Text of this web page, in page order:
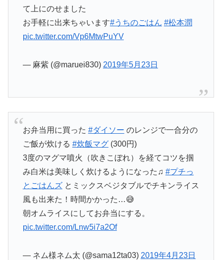
て上にのせました
お手軽に出来ちゃいます#うちのごはん #松本潤
pic.twitter.com/Vp6MtwPuYV
— 麻紫 (@maruei830) 2019年5月23日
お弁当用に買った #ダイソー のレンジで一合分の
ご飯が炊ける #炊飯マグ(300円)
3度のマグマ噴火（吹きこぼれ）を経てコツを掴
み白米は美味しく炊けるようになった♫ #プチっ
とごはんズとミックスベジタブルでチキンライス
風も出来た！時間かかった…😅
朝オムライスにしてお弁当にする。
pic.twitter.com/Lnw5i7a2Of
— ネム様ネム太 (@sama12ta03) 2019年4月23日